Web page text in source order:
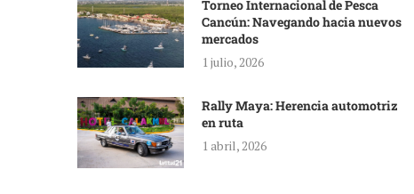
Torneo Internacional de Pesca
Cancún: Navegando hacia nuevos
mercados
1 julio, 2026
Rally Maya: Herencia automotriz
en ruta
1 abril, 2026